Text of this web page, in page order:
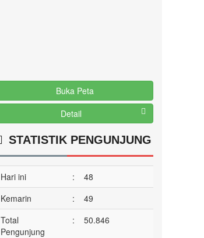
Buka Peta
Detail
STATISTIK PENGUNJUNG
Hari ini :
48
Kemarin
:
49
Total
Pengunjung
: 50.846